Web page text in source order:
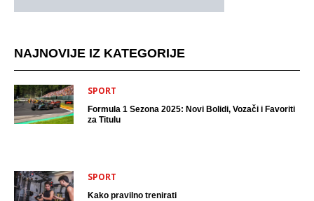
NAJNOVIJE IZ KATEGORIJE
SPORT
Formula 1 Sezona 2025: Novi Bolidi, Vozači i Favoriti
za Titulu
SPORT
Kako pravilno trenirati